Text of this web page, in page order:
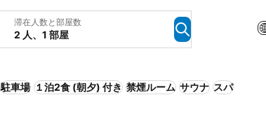
滞在人数と部屋数
2 人、1 部屋
駐車場 １泊2食 (朝夕) 付き 禁煙ルーム サウナ スパ